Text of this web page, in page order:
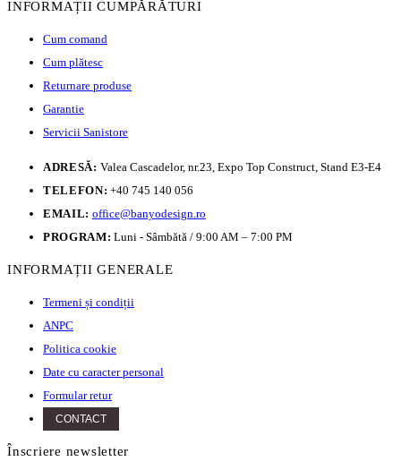
INFORMAȚII CUMPĂRĂTURI
Cum comand
Cum plătesc
Returnare produse
Garantie
Servicii Sanistore
ADRESĂ: Valea Cascadelor, nr.23, Expo Top Construct, Stand E3-E4
TELEFON: +40 745 140 056
EMAIL: office@banyodesign.ro
PROGRAM: Luni - Sâmbătă / 9:00 AM – 7:00 PM
INFORMAȚII GENERALE
Termeni și condiții
ANPC
Politica cookie
Date cu caracter personal
Formular retur
CONTACT
Înscriere newsletter